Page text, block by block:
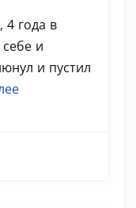
4 года в
и
и пустил